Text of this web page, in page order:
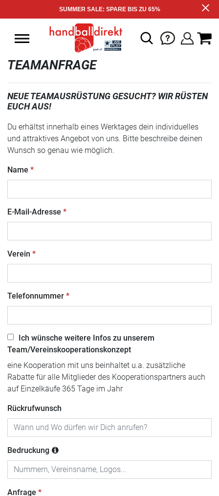
SUMMER SALE: SPARE BIS ZU 65%
TEAMANFRAGE
NEUE TEAMAUSRÜSTUNG GESUCHT? WIR RÜSTEN
EUCH AUS!
Du erhältst innerhalb eines Werktages dein individuelles
und attraktives Angebot von uns. Bitte beschreibe deinen
Wunsch so genau wie möglich.
Name
E-Mail-Adresse
Verein
Telefonnummer
Ich wünsche weitere Infos zu unserem
Team/Vereinskooperationskonzept
eine Kooperation mit uns beinhaltet u.a. zusätzliche
Rabatte für alle Mitglieder des Kooperationspartners auch
auf Einzelkäufe 365 Tage im Jahr
Rückrufwunsch
Bedruckung
Anfrage